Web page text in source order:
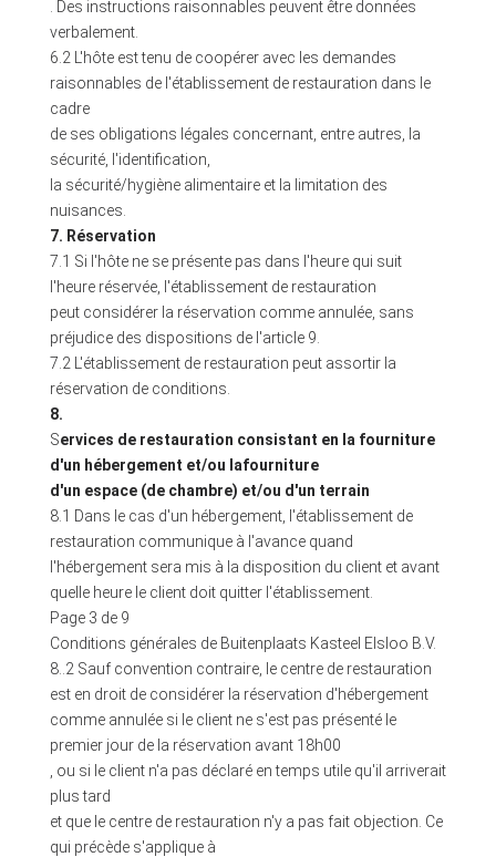
. Des instructions raisonnables peuvent être données
verbalement.
6.2 L'hôte est tenu de coopérer avec les demandes
raisonnables de l'établissement de restauration dans le
cadre
de ses obligations légales concernant, entre autres, la
sécurité, l'identification,
la sécurité/hygiène alimentaire et la limitation des
nuisances.
7. Réservation
7.1 Si l'hôte ne se présente pas dans l'heure qui suit
l'heure réservée, l'établissement de restauration
peut considérer la réservation comme annulée, sans
préjudice des dispositions de l'article 9.
7.2 L'établissement de restauration peut assortir la
réservation de conditions.
8.
Services de restauration consistant en la fourniture
d'un hébergement et/ou lafourniture
d'un espace (de chambre) et/ou d'un terrain
8.1 Dans le cas d'un hébergement, l'établissement de
restauration communique à l'avance quand
l'hébergement sera mis à la disposition du client et avant
quelle heure le client doit quitter l'établissement.
Page 3 de 9
Conditions générales de Buitenplaats Kasteel Elsloo B.V.
8..2 Sauf convention contraire, le centre de restauration
est en droit de considérer la réservation d'hébergement
comme annulée si le client ne s'est pas présenté le
premier jour de la réservation avant 18h00
, ou si le client n'a pas déclaré en temps utile qu'il arriverait
plus tard
et que le centre de restauration n'y a pas fait objection. Ce
qui précède s'applique à